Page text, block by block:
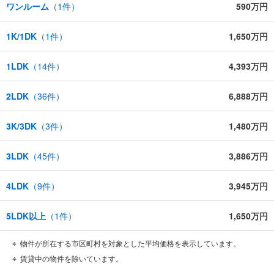
ワンルーム （1件） 590万円
1K/1DK （1件） 1,650万円
1LDK （14件） 4,393万円
2LDK （36件） 6,888万円
3K/3DK （3件） 1,480万円
3LDK （45件） 3,886万円
4LDK （9件） 3,945万円
5LDK以上 （1件） 1,650万円
物件が所在する市区町村を対象とした平均価格を表示しています。
賃貸中の物件を除いています。